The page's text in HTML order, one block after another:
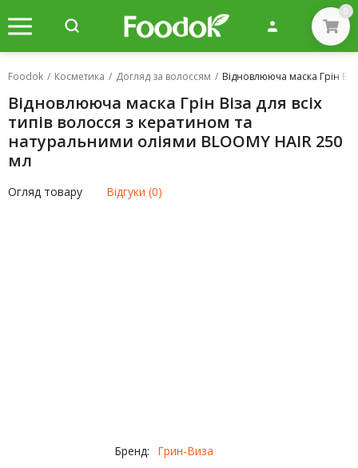
0
Foodok / Косметика / Догляд за волоссям / Відновлююча маска Грін
Відновлююча маска Грін Віза для всіх
типів волосся з кератином та
натуральними оліями BLOOMY HAIR 250
мл
Огляд товару Відгуки (0)
Бренд: Грин-Виза